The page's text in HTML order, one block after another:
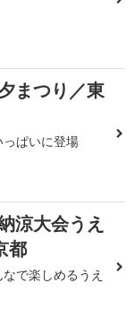
まつり／東
ぱいに登場
涼大会うえ
都
で楽しめるうえ